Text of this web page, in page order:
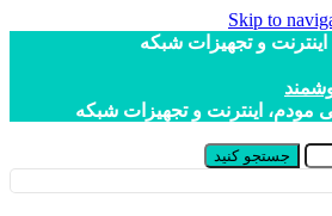
Skip to
و تجهیزات شبکه
اینترنت و تجهیزات شبکه
جستجو کنید